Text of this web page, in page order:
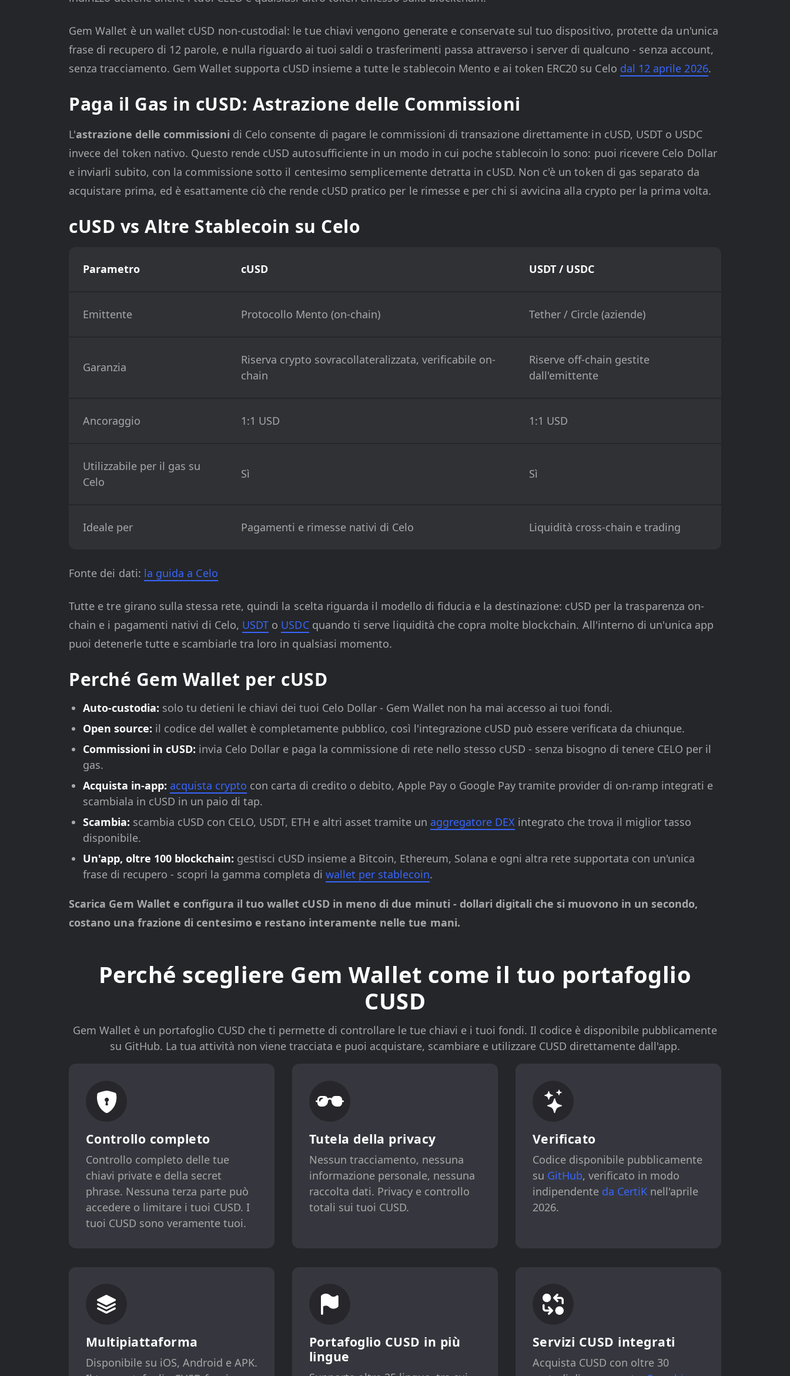
Gem Wallet è un wallet cUSD non-custodial: le tue chiavi vengono generate e conservate sul tuo dispositivo, protette da un'unica
frase di recupero di 12 parole, e nulla riguardo ai tuoi saldi o trasferimenti passa attraverso i server di qualcuno - senza account,
senza tracciamento. Gem Wallet supporta cUSD insieme a tutte le stablecoin Mento e ai token ERC20 su Celo dal 12 aprile 2026.
Paga il Gas in cUSD: Astrazione delle Commissioni
L'astrazione delle commissioni di Celo consente di pagare le commissioni di transazione direttamente in cUSD, USDT o USDC
invece del token nativo. Questo rende cUSD autosufficiente in un modo in cui poche stablecoin lo sono: puoi ricevere Celo Dollar
e inviarli subito, con la commissione sotto il centesimo semplicemente detratta in cUSD. Non c'è un token di gas separato da
acquistare prima, ed è esattamente ciò che rende cUSD pratico per le rimesse e per chi si avvicina alla crypto per la prima volta.
cUSD vs Altre Stablecoin su Celo
Parametro cUSD USDT / USDC
Emittente Protocollo Mento (on-chain) Tether / Circle (aziende)
Garanzia
Riserva crypto sovracollateralizzata, verificabile on-
chain
Riserve off-chain gestite
dall'emittente
Ancoraggio 1:1 USD 1:1 USD
Utilizzabile per il gas su
Celo
Sì Sì
Ideale per Pagamenti e rimesse nativi di Celo Liquidità cross-chain e trading
Fonte dei dati: la guida a Celo
Tutte e tre girano sulla stessa rete, quindi la scelta riguarda il modello di fiducia e la destinazione: cUSD per la trasparenza on-
chain e i pagamenti nativi di Celo, USDT o USDCquando ti serve liquidità che copra molte blockchain. All'interno di un'unica app
puoi detenerle tutte e scambiarle tra loro in qualsiasi momento.
Perché Gem Wallet per cUSD
Auto-custodia: solo tu detieni le chiavi dei tuoi Celo Dollar - Gem Wallet non ha mai accesso ai tuoi fondi.
Open source: il codice del wallet è completamente pubblico, così l'integrazione cUSD può essere verificata da chiunque.
Commissioni in cUSD: invia Celo Dollar e paga la commissione di rete nello stesso cUSD - senza bisogno di tenere CELO per il
gas.
Acquista in-app: acquista crypto con carta di credito o debito, Apple Pay o Google Pay tramite provider di on-ramp integrati e
scambiala in cUSD in un paio di tap.
Scambia: scambia cUSD con CELO, USDT, ETH e altri asset tramite un aggregatore DEX integrato che trova il miglior tasso
disponibile.
Un'app, oltre 100 blockchain: gestisci cUSD insieme a Bitcoin, Ethereum, Solana e ogni altra rete supportata con un'unica
frase di recupero - scopri la gamma completa di wallet per stablecoin.
Scarica Gem Wallet e configura il tuo wallet cUSD in meno di due minuti - dollari digitali che si muovono in un secondo,
costano una frazione di centesimo e restano interamente nelle tue mani.
Perché scegliere Gem Wallet come il tuo portafoglio
CUSD
Gem Wallet è un portafoglio CUSD che ti permette di controllare le tue chiavi e i tuoi fondi. Il codice è disponibile pubblicamente
su GitHub. La tua attività non viene tracciata e puoi acquistare, scambiare e utilizzare CUSD direttamente dall'app.
Controllo completo
Controllo completo delle tue
chiavi private e della secret
phrase. Nessuna terza parte può
accedere o limitare i tuoi CUSD. I
tuoi CUSD sono veramente tuoi.
Tutela della privacy
Nessun tracciamento, nessuna
informazione personale, nessuna
raccolta dati. Privacy e controllo
totali sui tuoi CUSD.
Verificato
Codice disponibile pubblicamente
su GitHub, verificato in modo
indipendente da CertiKnell'aprile
2026.
Multipiattaforma
Disponibile su iOS, Android e APK.
Portafoglio CUSD in più
lingue
Servizi CUSD integrati
Acquista CUSD con oltre 30